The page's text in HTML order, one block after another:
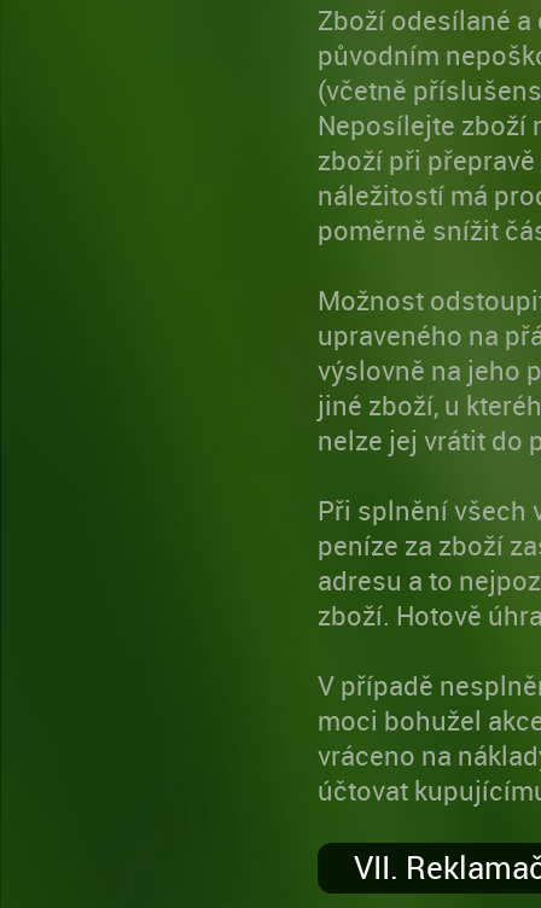
Zboží odesílané
původním
(včetně
Neposílejte zboží
zboží při
náležitostí má
poměrně snížit
Možnost
upraveného na
výslovně na jeho
jiné zboží, u
nelze jej vrátit do
Při splnění všech
peníze za zboží
adresu a to
zboží. Hotově
V případě
moci bohužel
vráceno na
účtovat
VII.